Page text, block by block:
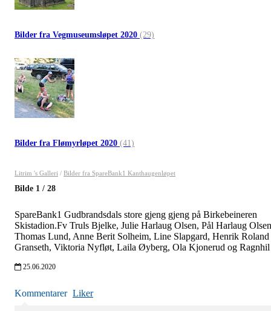
Bilder fra Vegmuseumsløpet 2020 (29)
Bilder fra Flømyrløpet 2020 (41)
Litrim 's Galleri / Bilder fra SpareBank1 Kanthaugenløpet
Bilde 1 / 28
SpareBank1 Gudbrandsdals store gjeng gjeng på Birkebeineren
Skistadion.Fv Truls Bjelke, Julie Harlaug Olsen, Pål Harlaug
Thomas Lund, Anne Berit Solheim, Line Slapgard, Henrik Roland
Granseth, Viktoria Nyfløt, Laila Øyberg, Ola Kjonerud og Ragnhil
25.06.2020
Kommentarer Liker